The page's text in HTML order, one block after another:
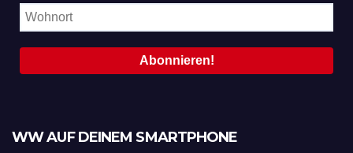
WW AUF DEINEM SMARTPHONE